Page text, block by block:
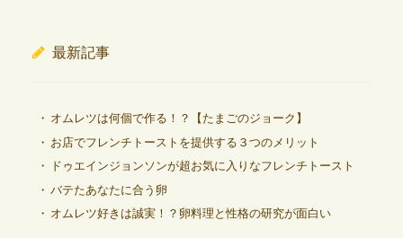
最新記事
オムレツは何個で作る！？【たまごのジョーク】
お店でフレンチトーストを提供する３つのメリット
ドゥエインジョンソンが超お気に入りなフレンチトースト
バテたあなたに合う卵
オムレツ好きは誠実！？卵料理と性格の研究が面白い